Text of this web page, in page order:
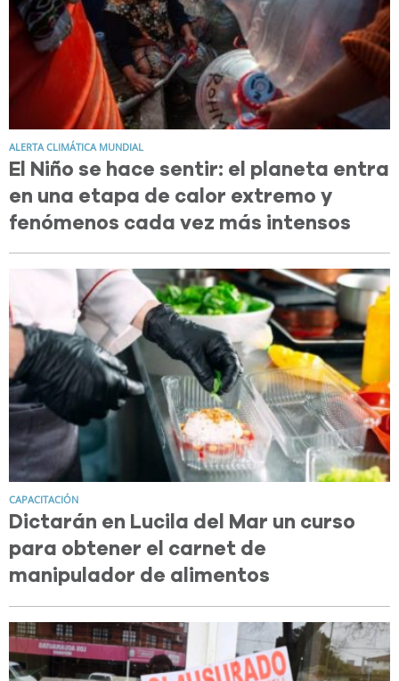
ALERTA CLIMÁTICA MUNDIAL
El Niño se hace sentir: el planeta entra
en una etapa de calor extremo y
fenómenos cada vez más intensos
CAPACITACIÓN
Dictarán en Lucila del Mar un curso
para obtener el carnet de
manipulador de alimentos